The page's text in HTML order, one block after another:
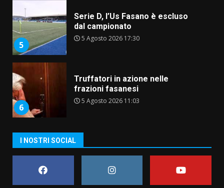
5
Serie D, l’Us Fasano è escluso
dal campionato
5 Agosto 2026 17:30
6
Truffatori in azione nelle
frazioni fasanesi
5 Agosto 2026 11:03
al Prefetto: “Noi cittadini di
serie B”
5 Agosto 2026 06:15
I NOSTRI SOCIAL